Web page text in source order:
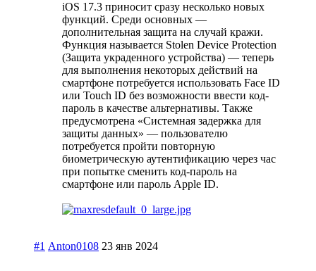
iOS 17.3 приносит сразу несколько новых
функций. Среди основных —
дополнительная защита на случай кражи.
Функция называется Stolen Device Protection
(Защита украденного устройства) — теперь
для выполнения некоторых действий на
смартфоне потребуется использовать Face ID
или Touch ID без возможности ввести код-
пароль в качестве альтернативы. Также
предусмотрена «Системная задержка для
защиты данных» — пользователю
потребуется пройти повторную
биометрическую аутентификацию через час
при попытке сменить код-пароль на
смартфоне или пароль Apple ID.
#1 Anton0108 23 янв 2024